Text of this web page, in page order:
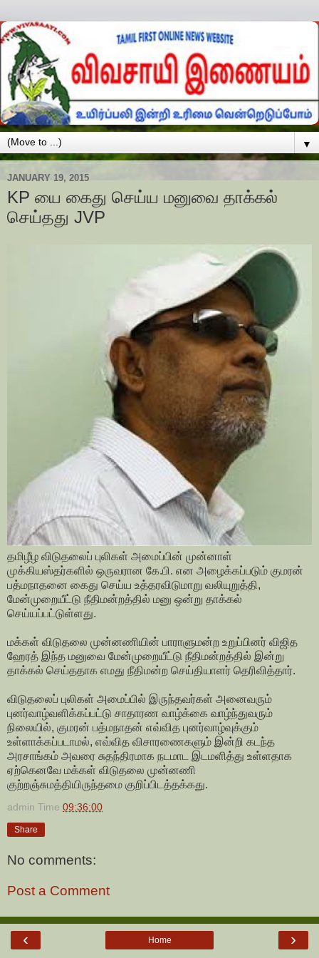
▼
JANUARY 19, 2015
KP யை கைது செய்ய மனுவை தாக்கல்
செய்தது JVP
தமிழீழ விடுதலைப் புலிகள் அமைப்பின் முன்னாள்
முக்கியஸ்தர்களில் ஒருவரான கே.பி. என அழைக்கப்படும் குமரன்
பத்மநாதனை கைது செய்ய உத்தரவிடுமாறு வலியுறுத்தி,
மேன்முறையீட்டு நீதிமன்றத்தில் மனு ஒன்று தாக்கல்
செய்யப்பட்டுள்ளது.
மக்கள் விடுதலை முன்னணியின் பாராளுமன்ற உறுப்பினர் விஜித
ஹேரத் இந்த மனுவை மேன்முறையீட்டு நீதிமன்றத்தில் இன்று
தாக்கல் செய்ததாக எமது நீதிமன்ற செய்தியாளர் தெரிவித்தார்.
விடுதலைப் புலிகள் அமைப்பில் இருந்தவர்கள் அனைவரும்
புனர்வாழ்வளிக்கப்பட்டு சாதாரண வாழ்க்கை வாழ்ந்துவரும்
நிலையில், குமரன் பத்மநாதன் எவ்வித புனர்வாழ்வுக்கும்
உள்ளாக்கப்படாமல், எவ்வித விசாரணைகளும் இன்றி கடந்த
அரசாங்கம் அவரை சுதந்திரமாக நடமாட இடமளித்து உள்ளதாக
ஏற்கெனவே மக்கள் விடுதலை முன்னணி
குற்றஞ்சுமத்தியிருந்தமை குறிப்பிடத்தக்கது.
admin Time 09:36:00
Share
No comments:
Post a Comment
‹ ›
Home